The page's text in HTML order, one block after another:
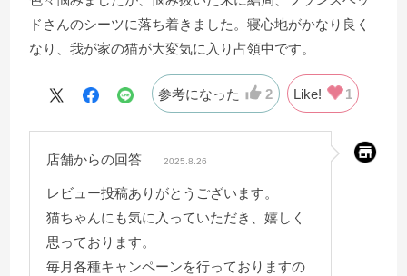
ドさんのシーツに落ち着きました。寝心地がかなり良く
なり、我が家の猫が大変気に入り占領中です。
参考になった 2 Like! 1
店舗からの回答 2025.8.26
レビュー投稿ありがとうございます。
猫ちゃんにも気に入っていただき、嬉しく
思っております。
毎月各種キャンペーンを行っておりますの